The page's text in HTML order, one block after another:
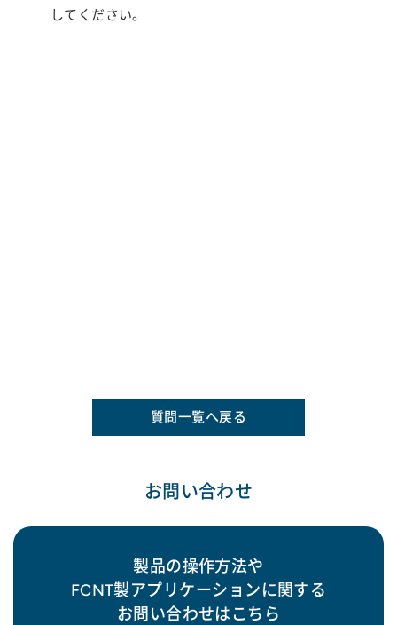
してください。
質問一覧へ戻る
お問い合わせ
製品の操作方法や
FCNT製アプリケーションに関する
お問い合わせはこちら